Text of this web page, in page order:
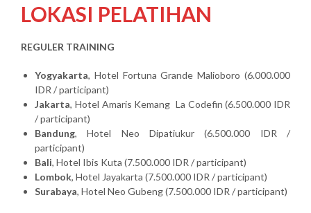
LOKASI PELATIHAN
REGULER TRAINING
Yogyakarta, Hotel Fortuna Grande Malioboro (6.000.000
IDR / participant)
Jakarta, Hotel Amaris Kemang La Codefin (6.500.000 IDR
/ participant)
Bandung, Hotel Neo Dipatiukur (6.500.000 IDR /
participant)
Bali, Hotel Ibis Kuta (7.500.000 IDR / participant)
Lombok, Hotel Jayakarta (7.500.000 IDR / participant)
Surabaya, Hotel Neo Gubeng (7.500.000 IDR / participant)